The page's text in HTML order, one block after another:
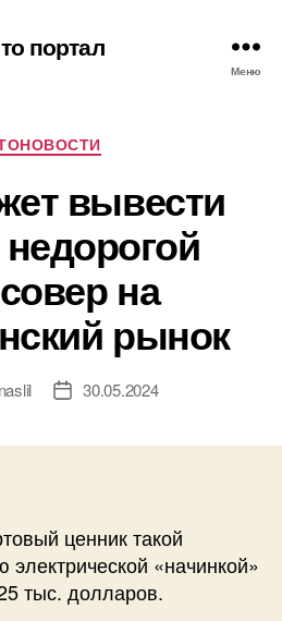
портал
Меню
Рубрики
вывести
на
рынок
naslil
Дата30.05.2024
ценник такой
электрической «начинкой»
тыс. долларов.